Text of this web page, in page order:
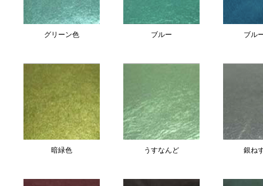
グリーン色 ブルー ブル
暗緑色 うすなんど 銀ね